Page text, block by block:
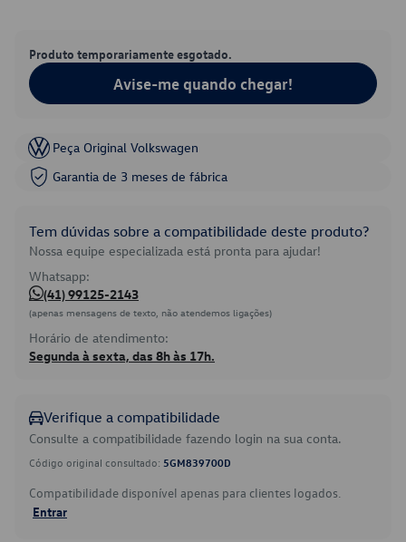
Produto temporariamente esgotado.
Avise-me quando chegar!
Peça Original Volkswagen
Garantia de 3 meses de fábrica
Tem dúvidas sobre a compatibilidade deste produto?
Nossa equipe especializada está pronta para ajudar!
Whatsapp:
(41) 99125-2143
(apenas mensagens de texto, não atendemos ligações)
Horário de atendimento:
Segunda à sexta, das 8h às 17h.
Verifique a compatibilidade
Consulte a compatibilidade fazendo login na sua conta.
Código original consultado: 5GM839700D
Compatibilidade disponível apenas para clientes logados.
Entrar